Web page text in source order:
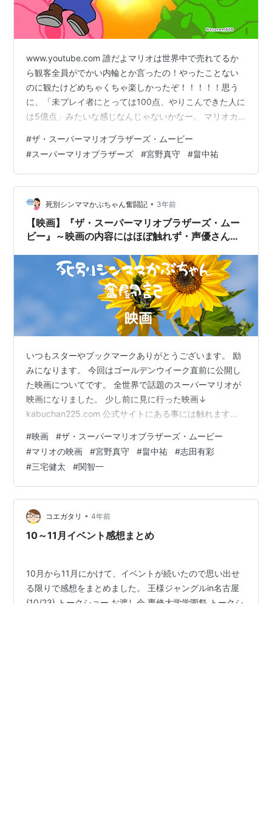
www.youtube.com 誰だよマリオは世界中で売れてるか
ら観客全員がでかい内輪とか言ったの！やったことない
のに観たけどめちゃくちゃ楽しかったぞ！！！！！思う
に、「未プレイ者にとっては100点、やりこんできた人に
は5億点」みたいな感じなんじゃないかなー。 マリオカ
ランキング参加中映画 ランキング参加中アニメ
#ザ・スーパーマリオブラザーズ・ムービー
#スーパーマリオブラザーズ #宮野真守 #畠中祐
死別シンママかぶちゃん奮闘記 • 3年前
【映画】『ザ・スーパーマリオブラザーズ・ムー
ビー』～映画の内容にはほぼ触れず・声優さんメ
いつもスターやブックマークありがとうございます。 励
みになります。 今回はゴールデンウイーク直前に公開し
た映画についてです。 全世界で話題のスーパーマリオが
映画になりました。 少し前に見に行った映画↓
kabuchan225.com 公式サイトにある事には触れます
らいたいと思っているので。 映画『ザ・スーパーマリオ
ブラザーズ・ムービー』本日公開。 | トピックス |
Nintendo ４月２８日公開されました。 子供達待望の映
画ではないでしょうか。 ストーリーはわかりやすくでき
ており、すごく理解がしやすい物でした。 それでいてゲ
ームをする子供…
#映画 #ザ・スーパーマリオブラザーズ・ムービー
#マリオの映画 #宮野真守 #畠中祐 #志田有彩
#三宅健太 #関智一
コエガタリ • 4年前
10～11月イベント感想まとめ